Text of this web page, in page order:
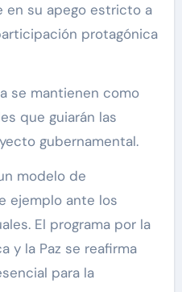
en su apego estricto a
protagónica
se mantienen como
que guiarán las
gubernamental.
modelo de
ejemplo ante los
El programa por la
y la Paz se reafirma
para la